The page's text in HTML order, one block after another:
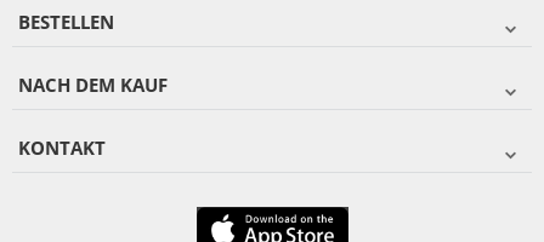
BESTELLEN
NACH DEM KAUF
KONTAKT